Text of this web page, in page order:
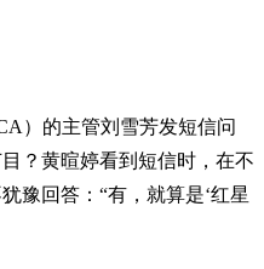
）的主管刘雪芳发短信问
？黄暄婷看到短信时，在不
豫回答：“有，就算是‘红星